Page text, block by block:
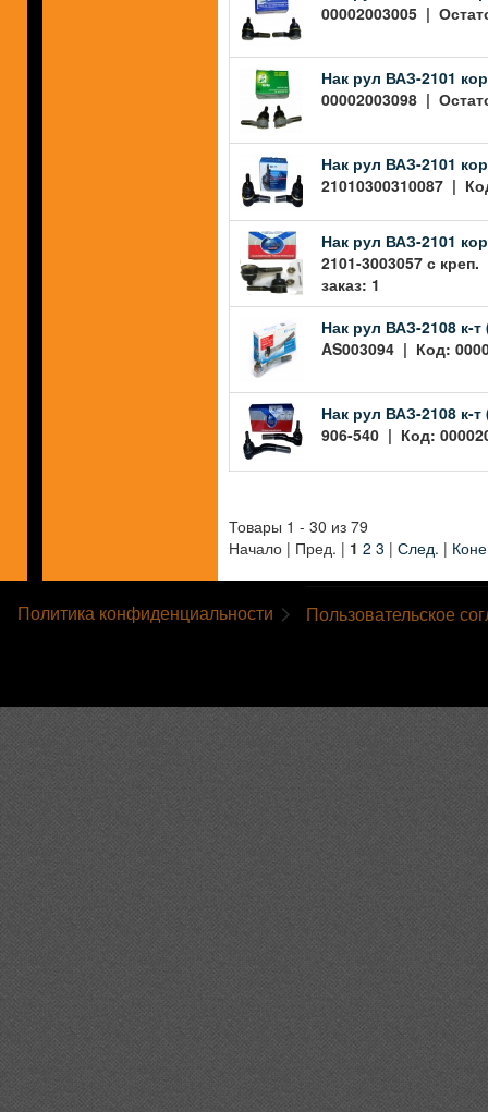
00002003005 |
Нак рул ВАЗ-2101
00002003098 |
Нак рул ВАЗ-2101
21010300310087 |
Нак рул ВАЗ-2101
2101-3003057 с
заказ: 1
Нак рул ВАЗ-2108 к-
AS003094 | Код:
Нак рул ВАЗ-2108 к-
906-540 | Код:
Товары 1 - 30 из 79
Начало | Пред. | 1 2 3 | След. |
Политика конфиденциальности Пользовательское